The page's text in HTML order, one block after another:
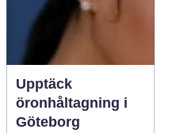
Upptäck
öronhåltagning i
Göteborg